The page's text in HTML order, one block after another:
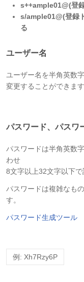
s++ample01@(登
s/ample01@(登録
る
ユーザー名
ユーザー名を半角英数
変更することができます
パスワード、パスワ
パスワードは半角英数
わせ
8文字以上32文字以下で
パスワードは複雑なも
す。
パスワード生成ツール
例: Xh7Rzy6P